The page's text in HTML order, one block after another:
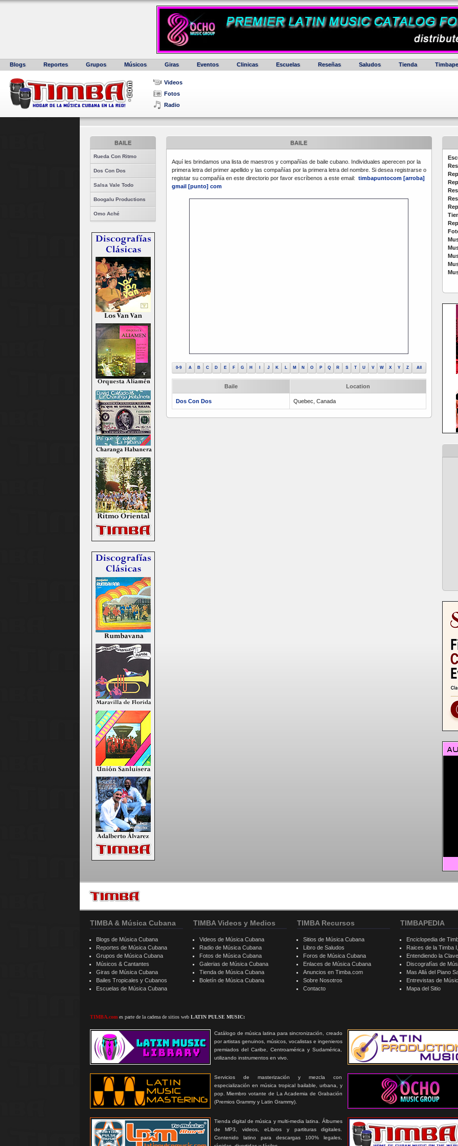
Blogs Reportes Grupos Músicos Giras Eventos Clinicas Escuelas Reseñas Saludos Tienda
Videos
Fotos
Radio
BAILE
Rueda Con Ritmo
Dos Con Dos
Salsa Vale Todo
Boogalu Productions
Omo Aché
BAILE
Aquí les brindamos una lista de maestros y compañías de baile cubano. Individuales aperecen por la
primera letra del primer apellido y las compañías por la primera letra del nombre. Si desea registrarse o
registar su compañía en este directorio por favor escríbenos a este email: timbapuntocom [arroba]
gmail [punto] com
0-9 A B C D E F G H J K L M N O P Q R S T U V W X Y Z All
Baile Location
Dos Con Dos Quebec, Canada
TIMBA & Música Cubana
Blogs de Música Cubana
Reportes de Música Cubana
Grupos de Música Cubana
Músicos & Cantantes
Giras de Música Cubana
Bailes Tropicales y Cubanos
Escuelas de Música Cubana
TIMBA.comes parte de la cadena de sitios web LATIN PULSE MUSIC:
Catálogo de música latina para sincronización, creado
por artistas genuinos, músicos, vocalistas e ingenieros
premiados del Caribe, Centroamérica y Sudamérica,
utilizando instrumentos en vivo.
Servicios de masterización y mezcla con
especialización en música tropical bailable, urbana, y
pop. Miembro votante de La Academia de Grabación
(Premios Grammy y Latin Grammy).
Tienda digital de música y multi-media latina. Álbumes
de MP3, videos, eLibros y partituras digitales.
Contenido latino para descargas 100% legales,
TIMBA Videos y Medios
Videos de Música Cubana
Radio de Música Cubana
Fotos de Música Cubana
Galerias de Música Cubana
Tienda de Música Cubana
Boletín de Música Cubana
TIMBA Recursos
Sitios de Música Cubana
Libro de Saludos
Foros de Música Cubana
Enlaces de Música Cubana
Anuncios en Timba.com
Sobre Nosotros
Contacto
TIMBAPEDIA
Enciclopedia de
Raices de la Timba
Entendiendo la
Discografías de
Mas Allá del Piano
Entrevistas de
Mapa del Sitio